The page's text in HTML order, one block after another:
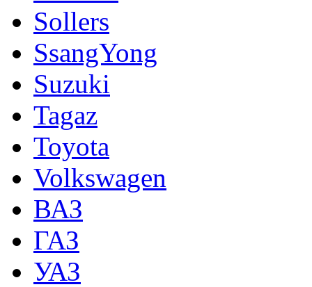
Sollers
SsangYong
Suzuki
Tagaz
Toyota
Volkswagen
ВАЗ
ГАЗ
УАЗ